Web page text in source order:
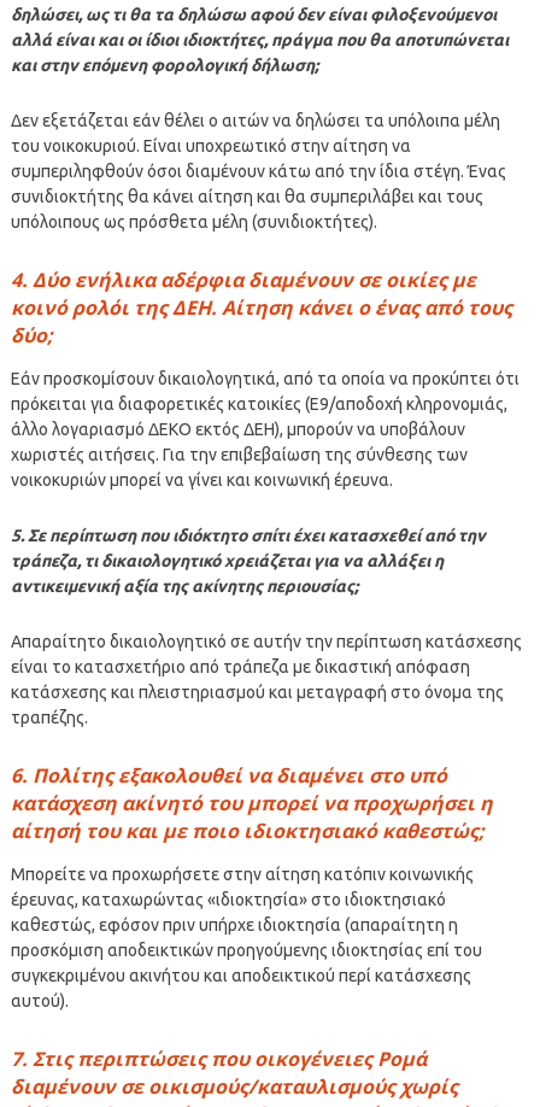
δηλώσει, ως τι θα τα δηλώσω αφού δεν είναι φιλοξενούμενοι
αλλά είναι και οι ίδιοι ιδιοκτήτες, πράγμα που θα αποτυπώνεται
και στην επόμενη φορολογική δήλωση;
Δεν εξετάζεται εάν θέλει ο αιτών να δηλώσει τα υπόλοιπα μέλη
του νοικοκυριού. Είναι υποχρεωτικό στην αίτηση να
συμπεριληφθούν όσοι διαμένουν κάτω από την ίδια στέγη. Ένας
συνιδιοκτήτης θα κάνει αίτηση και θα συμπεριλάβει και τους
υπόλοιπους ως πρόσθετα μέλη (συνιδιοκτήτες).
4. Δύο ενήλικα αδέρφια διαμένουν σε οικίες με
κοινό ρολόι της ΔΕΗ. Αίτηση κάνει ο ένας από τους
δύο;
Εάν προσκομίσουν δικαιολογητικά, από τα οποία να προκύπτει ότι
πρόκειται για διαφορετικές κατοικίες (Ε9/αποδοχή κληρονομιάς,
άλλο λογαριασμό ΔΕΚΟ εκτός ΔΕΗ), μπορούν να υποβάλουν
χωριστές αιτήσεις. Για την επιβεβαίωση της σύνθεσης των
νοικοκυριών μπορεί να γίνει και κοινωνική έρευνα.
5. Σε περίπτωση που ιδιόκτητο σπίτι έχει κατασχεθεί από την
τράπεζα, τι δικαιολογητικό χρειάζεται για να αλλάξει η
αντικειμενική αξία της ακίνητης περιουσίας;
Απαραίτητο δικαιολογητικό σε αυτήν την περίπτωση κατάσχεσης
είναι το κατασχετήριο από τράπεζα με δικαστική απόφαση
κατάσχεσης και πλειστηριασμού και μεταγραφή στο όνομα της
τραπέζης.
6. Πολίτης εξακολουθεί να διαμένει στο υπό
κατάσχεση ακίνητό του μπορεί να προχωρήσει η
αίτησή του και με ποιο ιδιοκτησιακό καθεστώς;
Μπορείτε να προχωρήσετε στην αίτηση κατόπιν κοινωνικής
έρευνας, καταχωρώντας «ιδιοκτησία» στο ιδιοκτησιακό
καθεστώς, εφόσον πριν υπήρχε ιδιοκτησία (απαραίτητη η
προσκόμιση αποδεικτικών προηγούμενης ιδιοκτησίας επί του
συγκεκριμένου ακινήτου και αποδεικτικού περί κατάσχεσης
αυτού).
7. Στις περιπτώσεις που οικογένειες Ρομά
διαμένουν σε οικισμούς/καταυλισμούς χωρίς